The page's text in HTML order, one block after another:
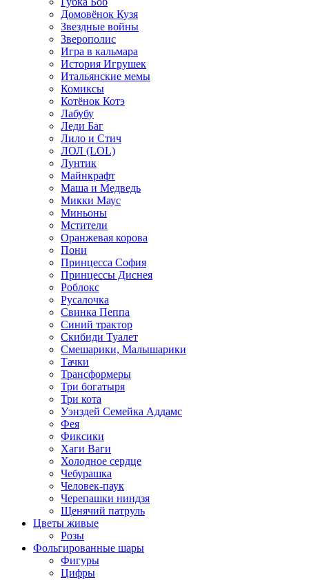
Домовёнок Кузя
Звездные войны
Зверополис
Игра в кальмара
История Игрушек
Итальянские мемы
Комиксы
Котёнок Котэ
Лабубу
Леди Баг
Лило и Стич
ЛОЛ (LOL)
Лунтик
Майнкрафт
Маша и Медведь
Микки Маус
Миньоны
Мстители
Оранжевая корова
Пони
Принцесса София
Принцессы Диснея
Роблокс
Русалочка
Свинка Пеппа
Синий трактор
Скибиди Туалет
Смешарики, Малышарики
Тачки
Трансформеры
Три богатыря
Три кота
Уэнздей Семейка Аддамс
Фея
Фиксики
Хаги Ваги
Холодное сердце
Чебурашка
Человек-паук
Черепашки ниндзя
Щенячий патруль
Цветы живые
Розы
Фольгированные шары
Фигуры
Цифры